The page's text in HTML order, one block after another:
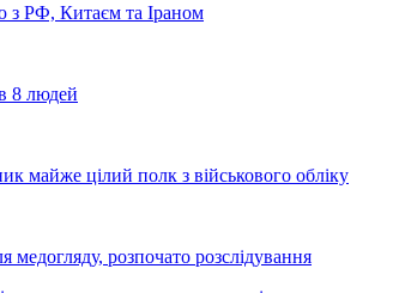
з РФ, Китаєм та Іраном
8 людей
майже цілий полк з військового обліку
розпочато розслідування